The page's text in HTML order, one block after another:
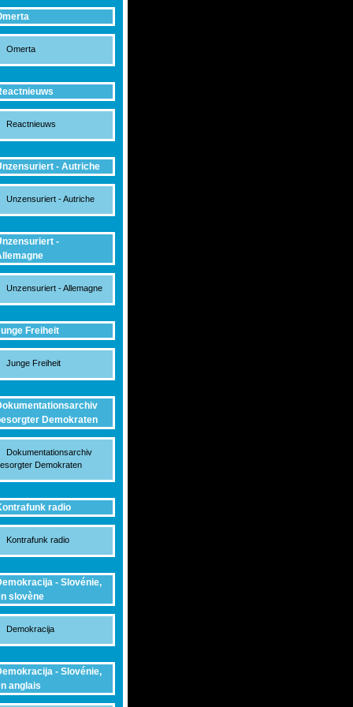
Omerta
Reactnieuws
- Autriche
Unzensuriert - Autriche
-
Unzensuriert - Allemagne
Freiheit
Junge Freiheit
Demokraten
Dokumentationsarchiv
Demokraten
radio
Kontrafunk radio
- Slovénie,
slovène
Demokracija
- Slovénie,
anglais